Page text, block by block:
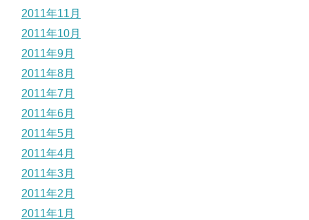
2011年11月
2011年10月
2011年9月
2011年8月
2011年7月
2011年6月
2011年5月
2011年4月
2011年3月
2011年2月
2011年1月